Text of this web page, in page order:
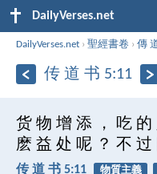
DailyVerses.net
DailyVerses.net ›聖經書卷 ›傳
传 道 书 5:11
货 物 增 添 ， 吃
麽 益 处 呢 ？ 不 过
传 道 书 5:11 物質主義